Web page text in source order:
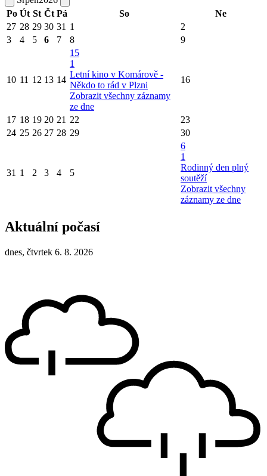
Po Út St Čt Pá So
Ne
27 28 29 30 31 1
2
3
4 5 6 7 8 9
10 11 12 13 14
15
1
Letní kino v Komárově -
Někdo to rád v Plzni
Zobrazit všechny záznamy
ze dne
16
17 18 19 20 21 22
23
24 25 26 27 28 29 30
31 1 2 3 4 5
6
1
Rodinný den plný
soutěží
Zobrazit všechny
záznamy ze dne
Aktuální počasí
dnes, čtvrtek 6. 8. 2026